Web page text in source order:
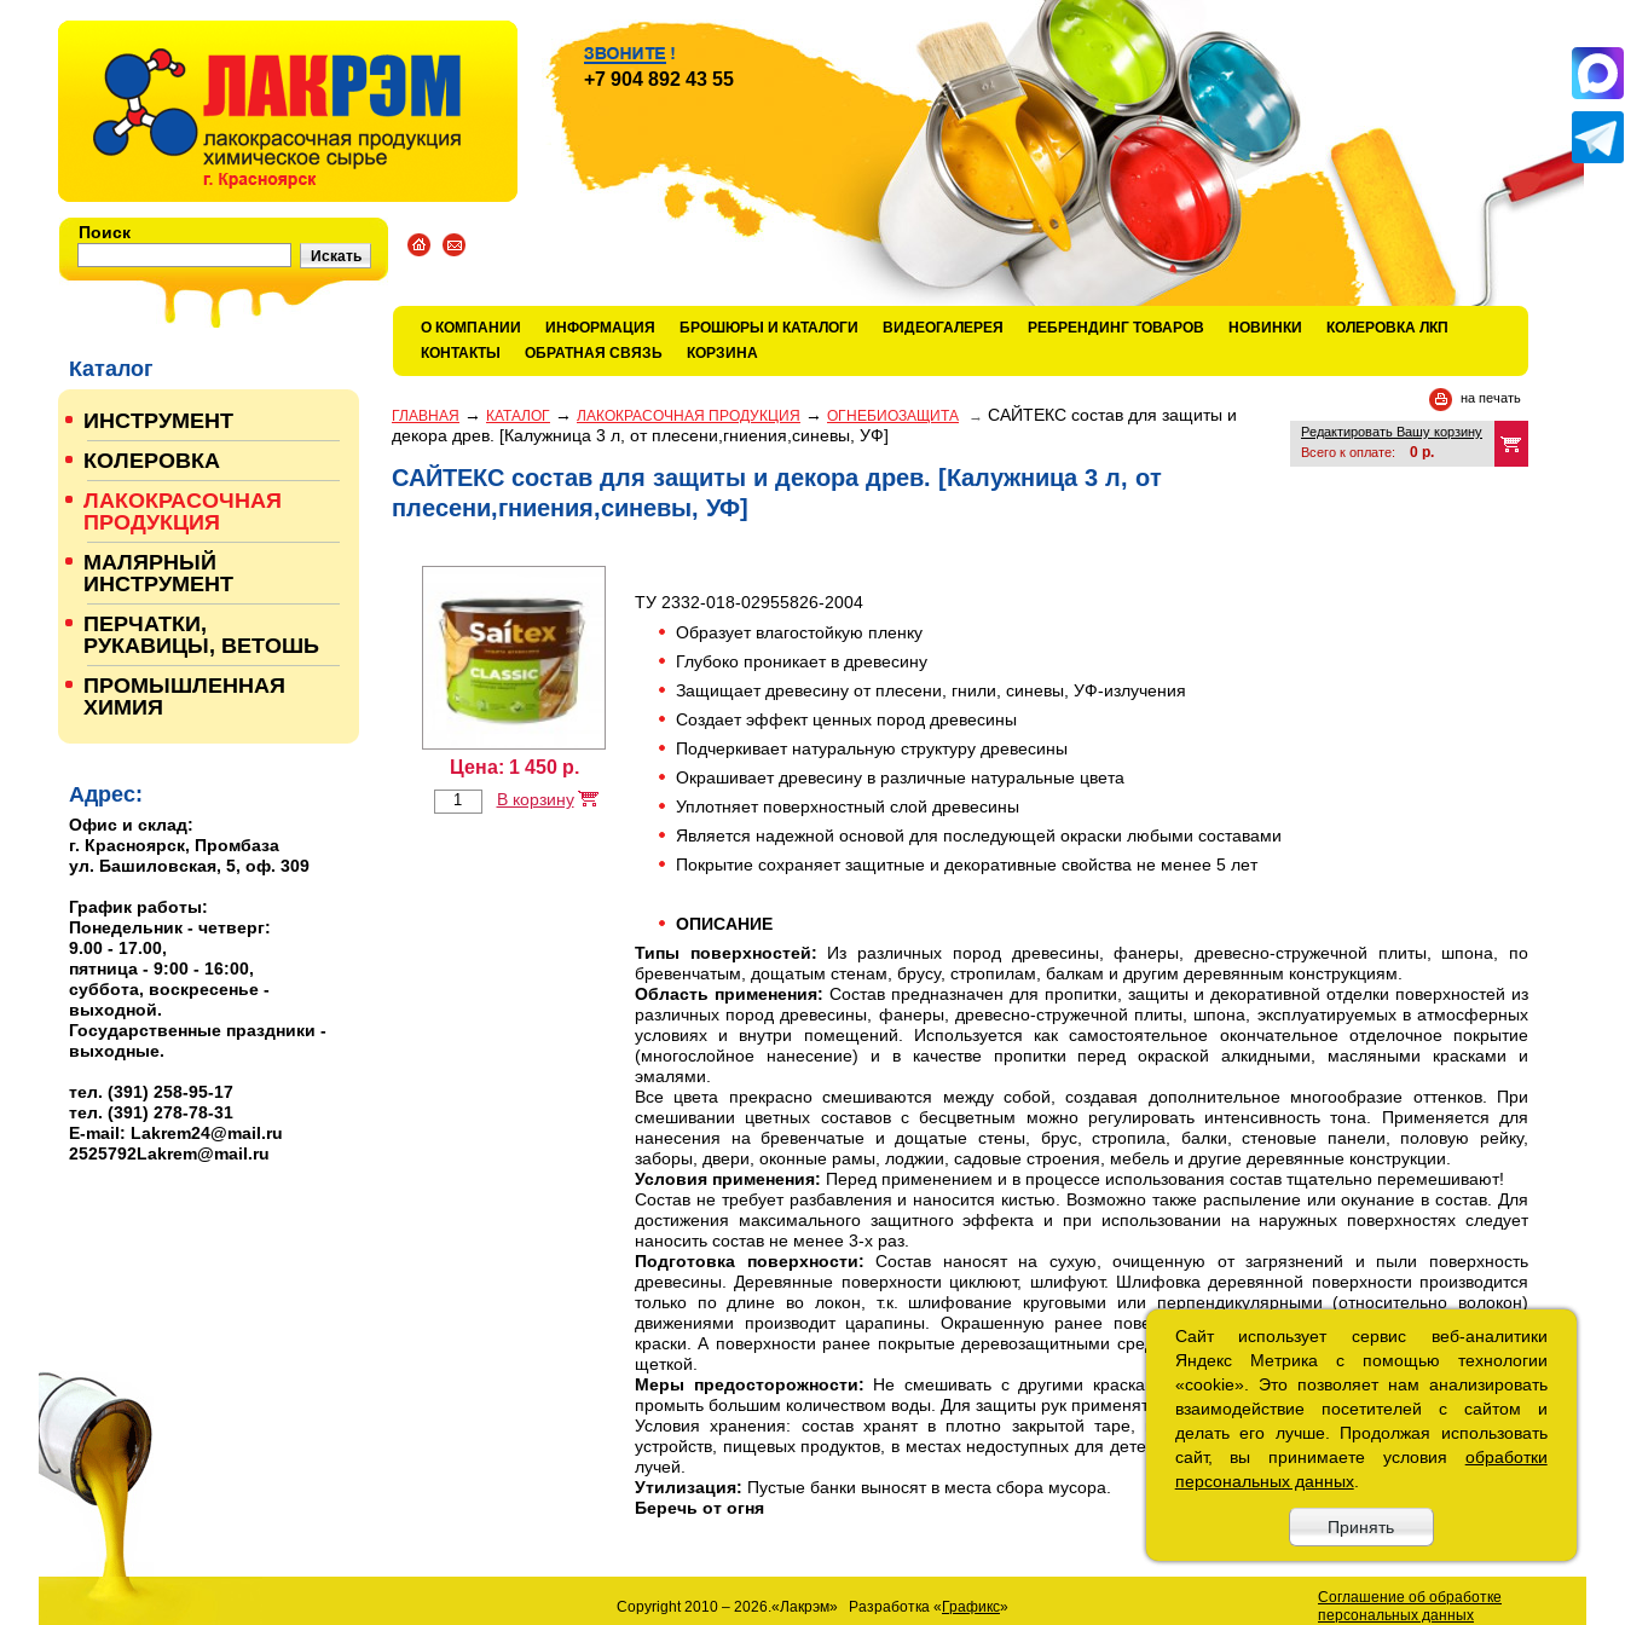
Поиск
О КОМПАНИИ ИНФОРМАЦИЯ БРОШЮРЫ И КАТАЛОГИ ВИДЕОГАЛЕРЕЯ РЕБРЕНДИНГ ТОВАРОВ НОВИНКИ
КОЛЕРОВКА ЛКП
КОНТАКТЫ
ОБРАТНАЯ СВЯЗЬ КОРЗИНА
+7 904 892 43 55
на печать
Редактировать Вашу корзину
Всего к оплате:
0 р.
ГЛАВНАЯ → КАТАЛОГ → ЛАКОКРАСОЧНАЯ ПРОДУКЦИЯ → ОГНЕБИОЗАЩИТА → САЙТЕКС состав для защиты и
декора древ. [Калужница 3 л, от плесени,гниения,синевы, УФ]
САЙТЕКС состав для защиты и декора древ. [Калужница 3 л, от
плесени,гниения,синевы, УФ]
Цена: 1 450р.
В корзину
ТУ 2332-018-02955826-2004
Образует влагостойкую пленку
Глубоко проникает в древесину
Защищает древесину от плесени, гнили, синевы, УФ-излучения
Создает эффект ценных пород древесины
Подчеркивает натуральную структуру древесины
Окрашивает древесину в различные натуральные цвета
Уплотняет поверхностный слой древесины
Является надежной основой для последующей окраски любыми составами
Покрытие сохраняет защитные и декоративные свойства не менее 5 лет
ОПИСАНИЕ
Типы поверхностей: Из различных пород древесины, фанеры, древесно-стружечной плиты, шпона, по
бревенчатым, дощатым стенам, брусу, стропилам, балкам и другим деревянным конструкциям.
Область применения: Состав предназначен для пропитки, защиты и декоративной отделки поверхностей из
различных пород древесины, фанеры, древесно-стружечной плиты, шпона, эксплуатируемых в атмосферных
условиях и внутри помещений. Используется как самостоятельное окончательное отделочное покрытие
(многослойное нанесение) и в качестве пропитки перед окраской алкидными, масляными красками и
эмалями.
Все цвета прекрасно смешиваются между собой, создавая дополнительное многообразие оттенков. При
смешивании цветных составов с бесцветным можно регулировать интенсивность тона. Применяется для
нанесения на бревенчатые и дощатые стены, брус, стропила, балки, стеновые панели, половую рейку,
заборы, двери, оконные рамы, лоджии, садовые строения, мебель и другие деревянные конструкции.
Условия применения: Перед применением и в процессе использования состав тщательно перемешивают!
Состав не требует разбавления и наносится кистью. Возможно также распыление или окунание в состав. Для
достижения максимального защитного эффекта и при использовании на наружных поверхностях следует
наносить состав не менее 3-х раз.
Подготовка поверхности: Состав наносят на сухую, очищенную от загрязнений и пыли поверхность
древесины. Деревянные поверхности циклюют, шлифуют. Шлифовка деревянной поверхности производится
только по длине во локон, т.к. шлифование круговыми или перпендикулярными (относительно волокон)
движениями производит царапины. Окрашенную ранее поверхность предварительно очищают от старой
краски. А поверхности ранее покрытые деревозащитными средствами или олифой моют и очищают жесткой
щеткой.
Меры предосторожности: Не смешивать с другими красками и разбавителями. При попадании в глаза
промыть большим количеством воды. Для защиты рук применять резиновые перчатки.
Условия хранения: состав хранят в плотно закрытой таре, вдали от приборов отопления, электрических
устройств, пищевых продуктов, в местах недоступных для детей, предохраняют от влаги и прямых солнечных
лучей.
Утилизация: Пустые банки выносят в места сбора мусора.
Беречь от огня
Каталог
ИНСТРУМЕНТ
КОЛЕРОВКА
ЛАКОКРАСОЧНАЯ
ПРОДУКЦИЯ
МАЛЯРНЫЙ
ИНСТРУМЕНТ
ПЕРЧАТКИ,
РУКАВИЦЫ, ВЕТОШЬ
ПРОМЫШЛЕННАЯ
ХИМИЯ
Адрес:
Офис и склад:
г. Красноярск, Промбаза
ул. Башиловская, 5, оф. 309
График работы:
Понедельник - четверг:
9.00 - 17.00,
пятница - 9:00 - 16:00,
суббота, воскресенье -
выходной.
Государственные праздники -
выходные.
тел. (391) 258-95-17
тел. (391) 278-78-31
E-mail: Lakrem24@mail.ru
2525792Lakrem@mail.ru
Copyright 2010 – 2026.«Лакрэм» Разработка «Графикс»
Соглашение об обработке
персональных данных
Сайт использует сервис веб-аналитики
Яндекс Метрика с помощью технологии
«cookie». Это позволяет нам анализировать
взаимодействие посетителей с сайтом и
делать его лучше. Продолжая использовать
сайт, вы принимаете условия обработки
персональных данных.
Принять
Сайт использует сервис веб-аналитики
Яндекс Метрика с помощью технологии
«cookie». Это позволяет нам анализировать
взаимодействие посетителей с сайтом и
делать его лучше. Продолжая использовать
сайт, вы принимаете условия обработки
персональных данных.
Принять